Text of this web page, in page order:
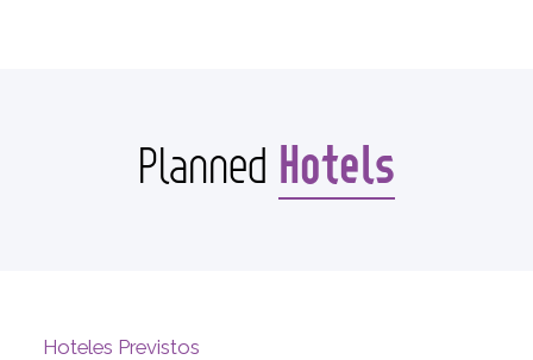
Planned Hotels
Hoteles Previstos